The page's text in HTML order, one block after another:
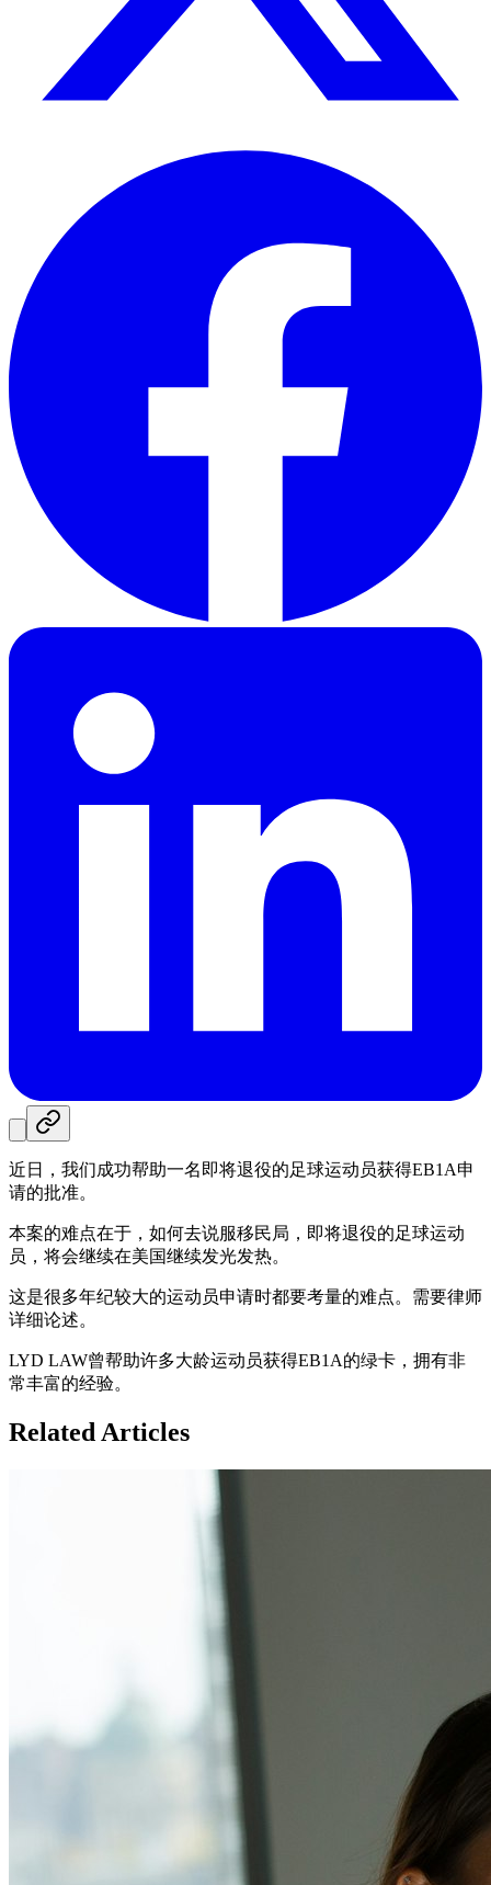
近日，我们成功帮助一名即将退役的足球运动员获得EB1A申
请的批准。
本案的难点在于，如何去说服移民局，即将退役的足球运动
员，将会继续在美国继续发光发热。
这是很多年纪较大的运动员申请时都要考量的难点。需要律师
详细论述。
LYD LAW曾帮助许多大龄运动员获得EB1A的绿卡，拥有非
常丰富的经验。
Related Articles